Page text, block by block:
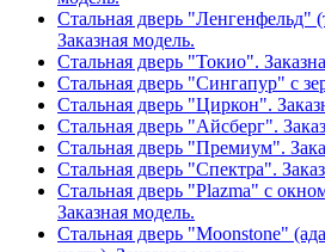
Стальная дверь "Ленгенфельд"
Заказная модель.
Стальная дверь "Токио".
Стальная дверь "Сингапур" с
Стальная дверь "Циркон".
Стальная дверь "Айсберг".
Стальная дверь "Премиум".
Стальная дверь "Спектра".
Стальная дверь "Plazma" с
Заказная модель.
Стальная дверь "Moonstone"